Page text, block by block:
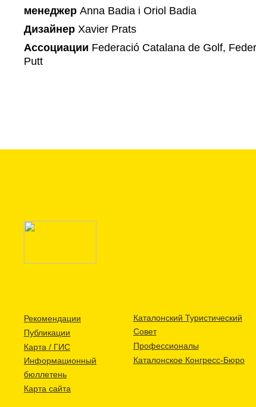
менеджер Anna Badia i Oriol Badia
Дизайнер Xavier Prats
Ассоциации Federació Catalana de Golf,
Putt
Рекомендации
Публикации
Карта / ГИС
Информационный
бюллетень
Карта сайта
Каталонский Туристический
Совет
Профессионалы
Каталонское Конгресс-Бюро